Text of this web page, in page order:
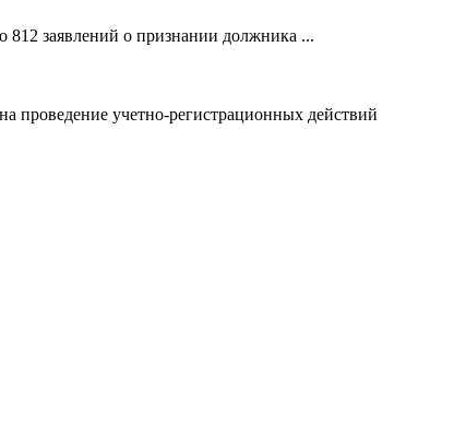
812 заявлений о признании должника ...
проведение учетно-регистрационных действий